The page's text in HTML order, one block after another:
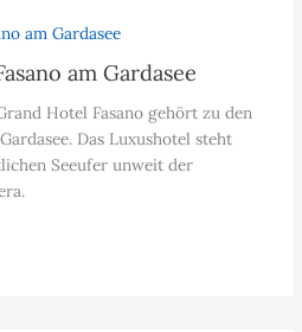
am Gardasee
Hotel Fasano gehört zu den
Das Luxushotel steht
Seeufer unweit der